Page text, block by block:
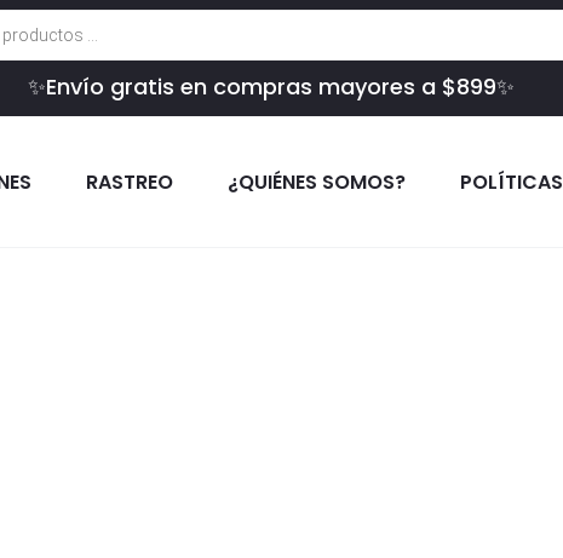
✨Envío gratis en compras mayores a $899✨
RASTREO ¿QUIÉNES SOMOS? POLÍTICAS